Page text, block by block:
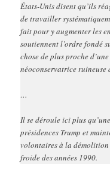
États-Unis disent qu’ils
de travailler
fait pour y augmenter les
soutiennent l’ordre fondé
chose de plus proche
néoconservatrice ruineuse
…
Il se déroule ici plus
présidences Trump et
volontaires à la démolition
froide des années 1990.